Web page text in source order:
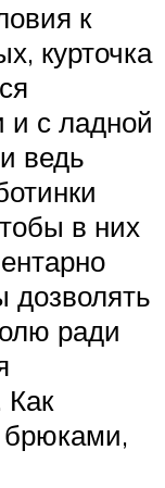
к
курточка
и с ладной
ведь
в них
дозволять
ради
брюками,